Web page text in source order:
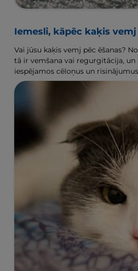
Iemesli, kāpēc
Vai jūsu kaķis vemj pēc ēšanas?
tā ir vemšana vai regurgitācija, un
iespējamos cēloņus un
vietnē.